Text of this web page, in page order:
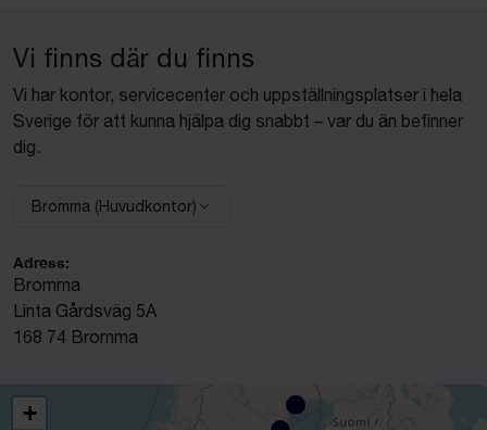
Vi finns där du finns
Vi har kontor, servicecenter och uppställningsplatser i hela
Sverige för att kunna hjälpa dig snabbt – var du än befinner
dig.
Välj anläggning:
Bromma (Huvudkontor)
Adress:
Bromma
Linta Gårdsväg 5A
168 74 Bromma
+